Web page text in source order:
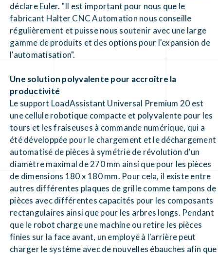
déclare Euler. "Il est important pour nous que le
fabricant Halter CNC Automation nous conseille
régulièrement et puisse nous soutenir avec une large
gamme de produits et des options pour l'expansion de
l'automatisation".
Une solution polyvalente pour accroître la
productivité
Le support LoadAssistant Universal Premium 20 est
une cellule robotique compacte et polyvalente pour les
tours et les fraiseuses à commande numérique, qui a
été développée pour le chargement et le déchargement
automatisé de pièces à symétrie de révolution d'un
diamètre maximal de 270 mm ainsi que pour les pièces
de dimensions 180 x 180 mm. Pour cela, il existe entre
autres différentes plaques de grille comme tampons de
pièces avec différentes capacités pour les composants
rectangulaires ainsi que pour les arbres longs. Pendant
que le robot charge une machine ou retire les pièces
finies sur la face avant, un employé à l'arrière peut
charger le système avec de nouvelles ébauches afin que